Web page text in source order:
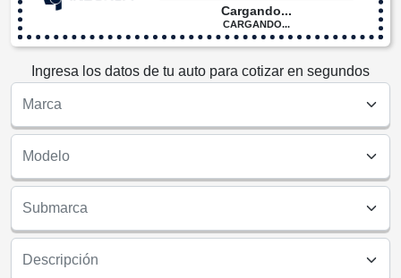
Cargando...
CARGANDO...
Ingresa los datos de tu auto para cotizar en segundos